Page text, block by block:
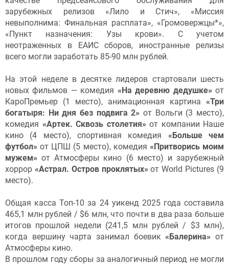
зарубежных релизов «Лило и Стич», «Миссия
невыполнима: Финальная расплата», «Громовержцы*»,
«Пункт назначения: Узы крови». С учетом
неотраженных в ЕАИС сборов, иностранные релизы
всего могли заработать 85-90 млн рублей.
На этой неделе в десятке лидеров стартовали шесть
новых фильмов — комедия «На деревню дедушке» от
КароПремьер (1 место), анимационная картина «Три
богатыря: Ни дня без подвига 2» от Вольги (3 место),
комедия «Артек. Сквозь столетия» от компании Наше
кино (4 место), спортивная комедия «Больше чем
футбол» от ЦПШ (5 место), комедия «Притворись моим
мужем» от Атмосферы кино (6 место) и зарубежный
хоррор «Астрал. Остров проклятых» от World Pictures (9
место).
Общая касса Топ-10 за 24 уикенд 2025 года составила
465,1 млн рублей / $6 млн, что почти в два раза больше
итогов прошлой недели (241,5 млн рублей / $3 млн),
когда вершину чарта занимал боевик«Балерина» от
Атмосферы кино.
В прошлом году сборы за аналогичный период не могли